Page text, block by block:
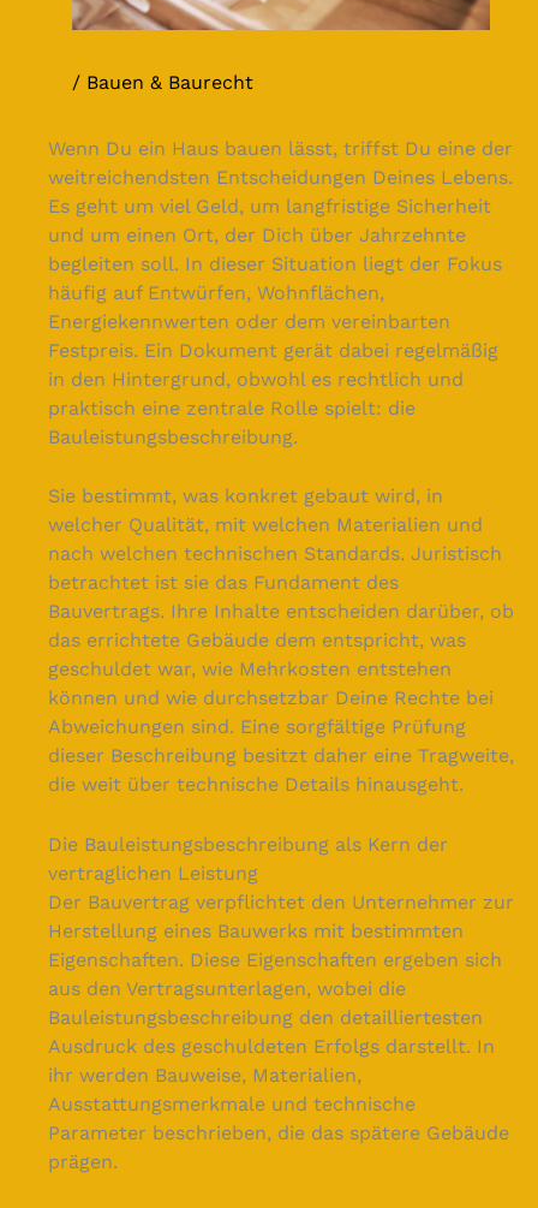
Bauen & Baurecht
Wenn Du ein Haus bauen lässt, triffst Du eine der
weitreichendsten Entscheidungen Deines Lebens.
Es geht um viel Geld, um langfristige Sicherheit
und um einen Ort, der Dich über Jahrzehnte
begleiten soll. In dieser Situation liegt der Fokus
häufig auf Entwürfen, Wohnflächen,
Energiekennwerten oder dem vereinbarten
Festpreis. Ein Dokument gerät dabei regelmäßig
in den Hintergrund, obwohl es rechtlich und
praktisch eine zentrale Rolle spielt: die
Bauleistungsbeschreibung.
Sie bestimmt, was konkret gebaut wird, in
welcher Qualität, mit welchen Materialien und
nach welchen technischen Standards. Juristisch
betrachtet ist sie das Fundament des
Bauvertrags. Ihre Inhalte entscheiden darüber, ob
das errichtete Gebäude dem entspricht, was
geschuldet war, wie Mehrkosten entstehen
können und wie durchsetzbar Deine Rechte bei
Abweichungen sind. Eine sorgfältige Prüfung
dieser Beschreibung besitzt daher eine Tragweite,
die weit über technische Details hinausgeht.
Die Bauleistungsbeschreibung als Kern der
vertraglichen Leistung
Der Bauvertrag verpflichtet den Unternehmer zur
Herstellung eines Bauwerks mit bestimmten
Eigenschaften. Diese Eigenschaften ergeben sich
aus den Vertragsunterlagen, wobei die
Bauleistungsbeschreibung den detailliertesten
Ausdruck des geschuldeten Erfolgs darstellt. In
ihr werden Bauweise, Materialien,
Ausstattungsmerkmale und technische
Parameter beschrieben, die das spätere Gebäude
prägen.